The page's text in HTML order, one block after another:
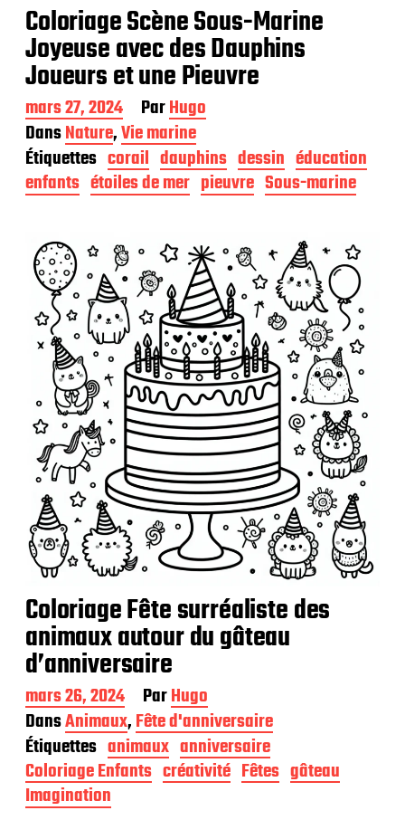
Coloriage Scène Sous-Marine
Joyeuse avec des Dauphins
Joueurs et une Pieuvre
D
a
t
e
d
e
mars 27, 2024 ParHugo
DansNature,Vie marine
Étiquettes corail dauphins dessin éducation
enfants étoiles de mer pieuvre Sous-marine
Coloriage Fête surréaliste des
animaux autour du gâteau
d’anniversaire
D
a
t
e
d
e
p
mars 26, 2024 ParHugo
DansAnimaux,Fête d'anniversaire
Étiquettes animaux anniversaire
Coloriage Enfants créativité Fêtes gâteau
Imagination